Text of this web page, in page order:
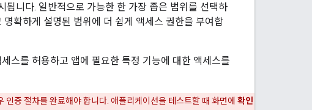
됩니다. 일반적으로 가능한 한 가장 좁은 범위를 선택하
확하게 설명된 범위에 더 쉽게 액세스 권한을 부여합
스를 허용하고 앱에 필요한 특정 기능에 대한 액세스를
증 절차를 완료해야 합니다. 애플리케이션을 테스트할 때 화면에 확인